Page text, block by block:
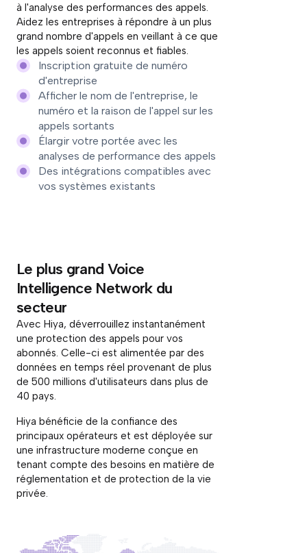
à l'analyse des performances des appels.
Aidez les entreprises à répondre à un plus
grand nombre d'appels en veillant à ce que
les appels soient reconnus et fiables.
Inscription gratuite de numéro
d'entreprise
Afficher le nom de l'entreprise, le
numéro et la raison de l'appel sur les
appels sortants
Élargir votre portée avec les
analyses de performance des appels
Des intégrations compatibles avec
vos systèmes existants
Le plus grand Voice
Intelligence Network du
secteur
Avec Hiya, déverrouillez instantanément
une protection des appels pour vos
abonnés. Celle-ci est alimentée par des
données en temps réel provenant de plus
de 500 millions d'utilisateurs dans plus de
40 pays.
Hiya bénéficie de la confiance des
principaux opérateurs et est déployée sur
une infrastructure moderne conçue en
tenant compte des besoins en matière de
réglementation et de protection de la vie
privée.